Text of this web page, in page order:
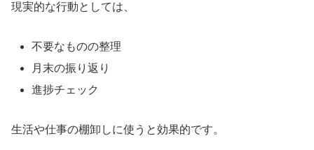
現実的な行動としては、
不要なものの整理
月末の振り返り
進捗チェック
生活や仕事の棚卸しに使うと効果的です。